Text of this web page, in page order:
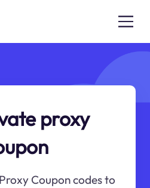
proxy
Coupon codes to